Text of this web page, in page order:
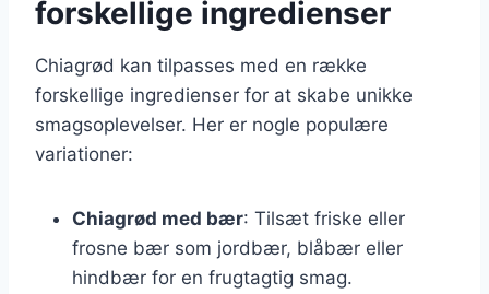
forskellige ingredienser
Chiagrød kan tilpasses med en række
forskellige ingredienser for at skabe unikke
smagsoplevelser. Her er nogle populære
variationer:
Chiagrød med bær: Tilsæt friske eller
frosne bær som jordbær, blåbær eller
hindbær for en frugtagtig smag.